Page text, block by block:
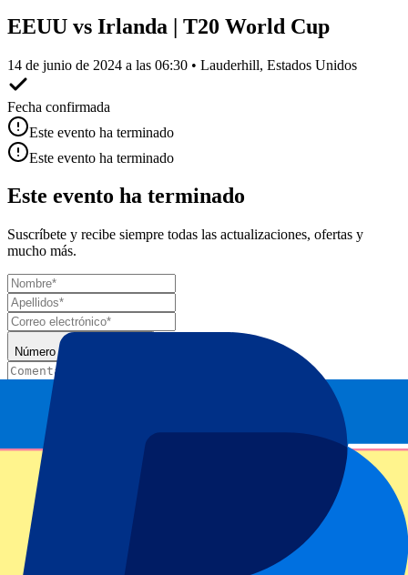
EEUU vs Irlanda | T20 World Cup
14 de junio de 2024 a las 06:30 • Lauderhill, Estados Unidos
Fecha confirmada
Este evento ha terminado
Este evento ha terminado
Este evento ha terminado
Suscríbete y recibe siempre todas las actualizaciones, ofertas y
mucho más.
Número de entradas*
Tu información se utilizará de acuerdo de nuestra
Declaración de
Privacidad
Gracias por enviar el formulario
Información del evento